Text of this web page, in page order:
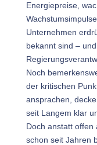
Energiepreise,
Unternehmen
bekannt sind –
Noch
der kritischen
ansprachen,
seit Langem klar
Doch anstatt offen
schon seit Jahren